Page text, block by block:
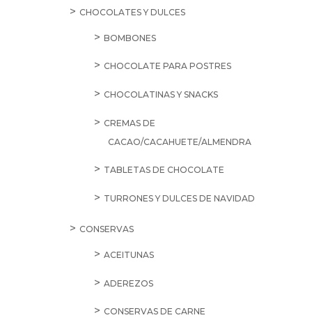
CHOCOLATES Y DULCES
BOMBONES
CHOCOLATE PARA POSTRES
CHOCOLATINAS Y SNACKS
CREMAS DE
CACAO/CACAHUETE/ALMENDRA
TABLETAS DE CHOCOLATE
TURRONES Y DULCES DE NAVIDAD
CONSERVAS
ACEITUNAS
ADEREZOS
CONSERVAS DE CARNE